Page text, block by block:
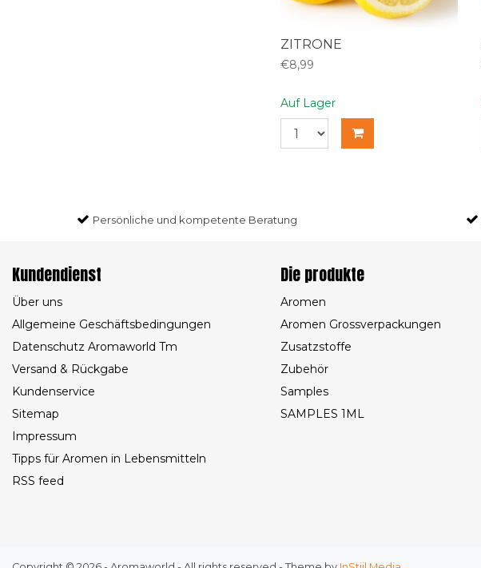
ZITRONE
€8,99
Auf Lager
Persönliche und kompetente Beratung
Kundendienst
Über uns
Allgemeine Geschäftsbedingungen
Datenschutz Aromaworld Tm
Versand & Rückgabe
Kundenservice
Sitemap
Impressum
Tipps für Aromen in Lebensmitteln
RSS feed
Die produkte
Aromen
Aromen Grossverpackungen
Zusatzstoffe
Zubehör
Samples
SAMPLES 1ML